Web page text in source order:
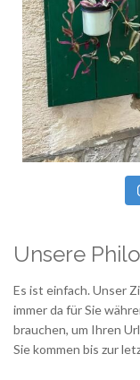
Unsere
Es ist einfach. Unser
immer da für Sie
brauchen, um Ihren
Sie kommen bis zur